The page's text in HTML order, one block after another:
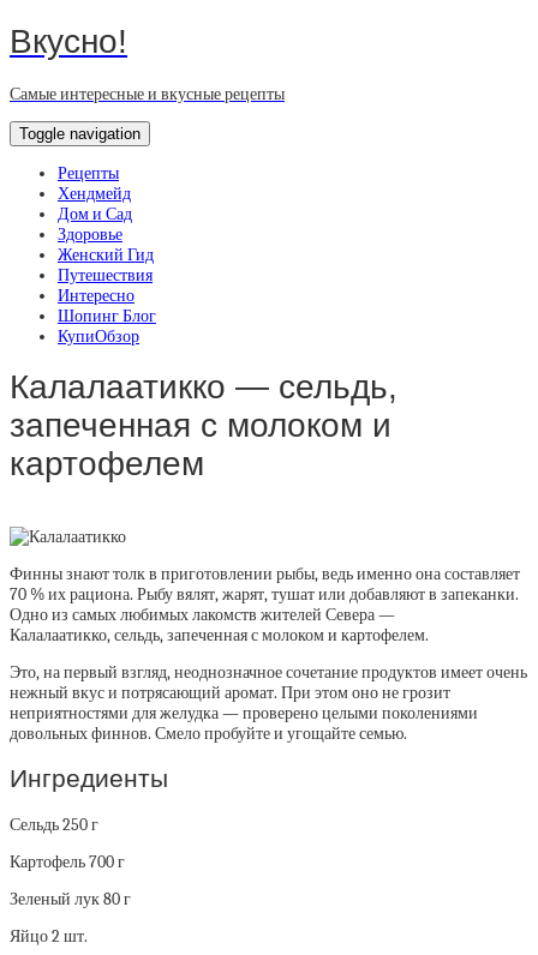
Вкусно!
Самые интересные и вкусные рецепты
Toggle navigation
Рецепты
Хендмейд
Дом и Сад
Здоровье
Женский Гид
Путешествия
Интересно
Шопинг Блог
КупиОбзор
Калалаатикко — сельдь,
запеченная с молоком и
картофелем
Финны знают толк в приготовлении рыбы, ведь именно она составляет
70 % их рациона. Рыбу вялят, жарят, тушат или добавляют в запеканки.
Одно из самых любимых лакомств жителей Севера —
Калалаатикко, сельдь, запеченная с молоком и картофелем.
Это, на первый взгляд, неоднозначное сочетание продуктов имеет очень
нежный вкус и потрясающий аромат. При этом оно не грозит
неприятностями для желудка — проверено целыми поколениями
довольных финнов. Смело пробуйте и угощайте семью.
Ингредиенты
Сельдь 250 г
Картофель 700 г
Зеленый лук 80 г
Яйцо 2 шт.